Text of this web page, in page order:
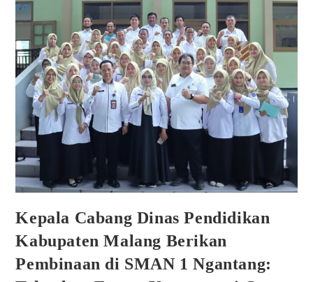
Kepala Cabang Dinas Pendidikan
Kabupaten Malang Berikan
Pembinaan di SMAN 1 Ngantang: